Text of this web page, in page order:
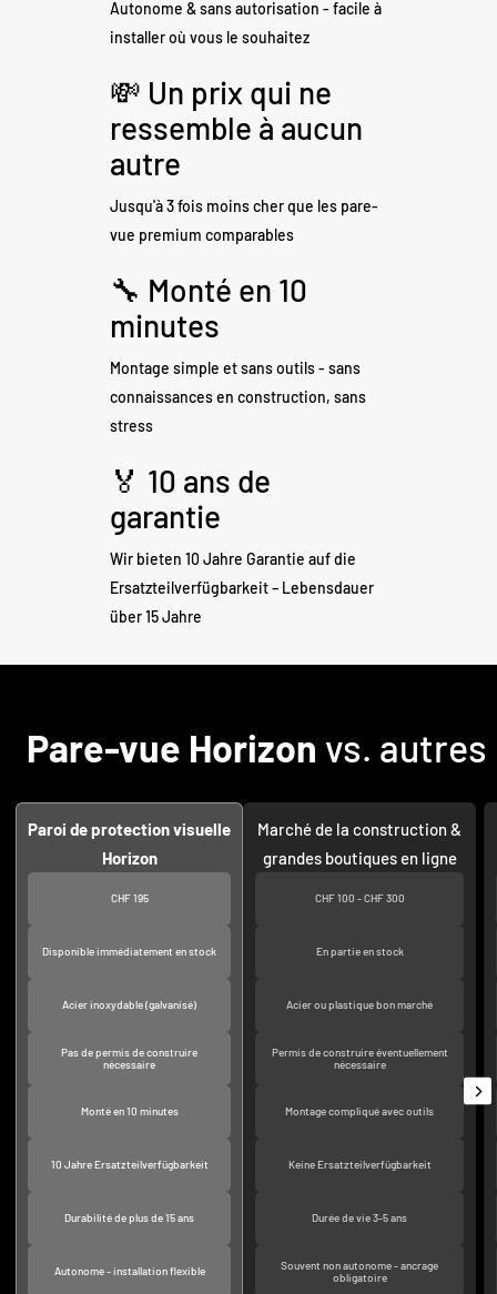
Autonome & sans autorisation - facile à
installer où vous le souhaitez
💸 Un prix qui ne
ressemble à aucun
autre
Jusqu'à 3 fois moins cher que les pare-
vue premium comparables
🔧 Monté en 10
minutes
Montage simple et sans outils - sans
connaissances en construction, sans
stress
🏅 10 ans de
garantie
Wir bieten 10 Jahre Garantie auf die
Ersatzteilverfügbarkeit – Lebensdauer
über 15 Jahre
Pare-vue Horizon vs. autres
Paroi de protection visuelle
Horizon
CHF 195
Disponible immédiatement en stock
Acier inoxydable (galvanisé)
Pas de permis de construire
nécessaire
Monté en 10 minutes
10 Jahre Ersatzteilverfügbarkeit
Durabilité de plus de 15 ans
Autonome - installation flexible
Marché de la construction &
grandes boutiques en ligne
CHF 100 - CHF 300
En partie en stock
Acier ou plastique bon marché
Permis de construire éventuellement
nécessaire
Montage compliqué avec outils
Keine Ersatzteilverfügbarkeit
Durée de vie 3-5 ans
Souvent non autonome - ancrage
obligatoire